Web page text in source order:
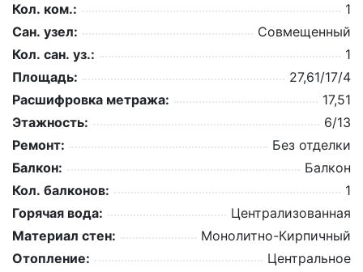
Кол. ком.:
1
Сан. узел:
Совмещенный
Кол. сан. уз.:
1
Площадь:
27,61/17/4
Расшифровка метража:
17,51
Этажность:
6/13
Ремонт:
Без отделки
Балкон:
Балкон
Кол. балконов:
1
Горячая вода:
Централизованная
Материал стен:
Монолитно-Кирпичный
Отопление:
Центральное